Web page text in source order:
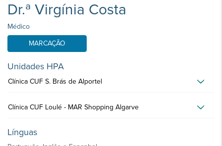
Dr.ª Virgínia Costa
Médico
MARCAÇÃO
Unidades HPA
Clínica CUF S. Brás de Alportel
Clínica CUF Loulé - MAR Shopping Algarve
Línguas